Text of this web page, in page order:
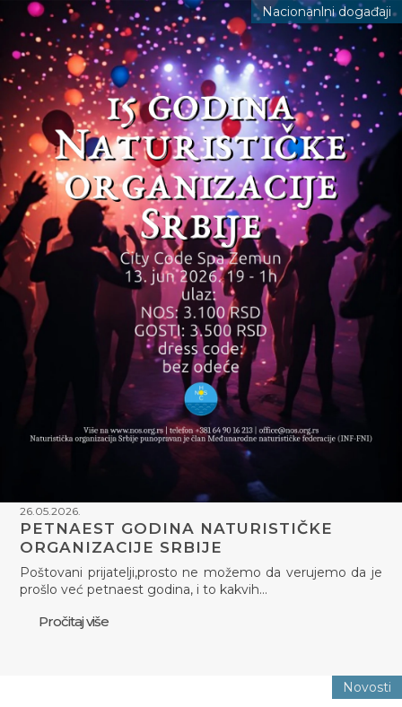
Nacionanlni događaji
26.05.2026.
PETNAEST GODINA NATURISTIČKE
ORGANIZACIJE SRBIJE
Poštovani prijatelji,prosto ne možemo da verujemo da je
prošlo već petnaest godina, i to kakvih…
Pročitaj više
Novosti